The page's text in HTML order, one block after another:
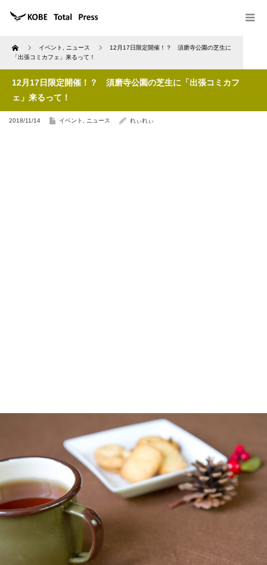
Home イベント ニュース
12月17日限定開催！？ 須磨寺公園の芝生に
「出張コミカフェ」来るって！
12月17日限定開催！？ 須磨寺公園の芝生に「出張コミカフ
ェ」来るって！
2018/11/14 イベント ニュース れぃれぃ